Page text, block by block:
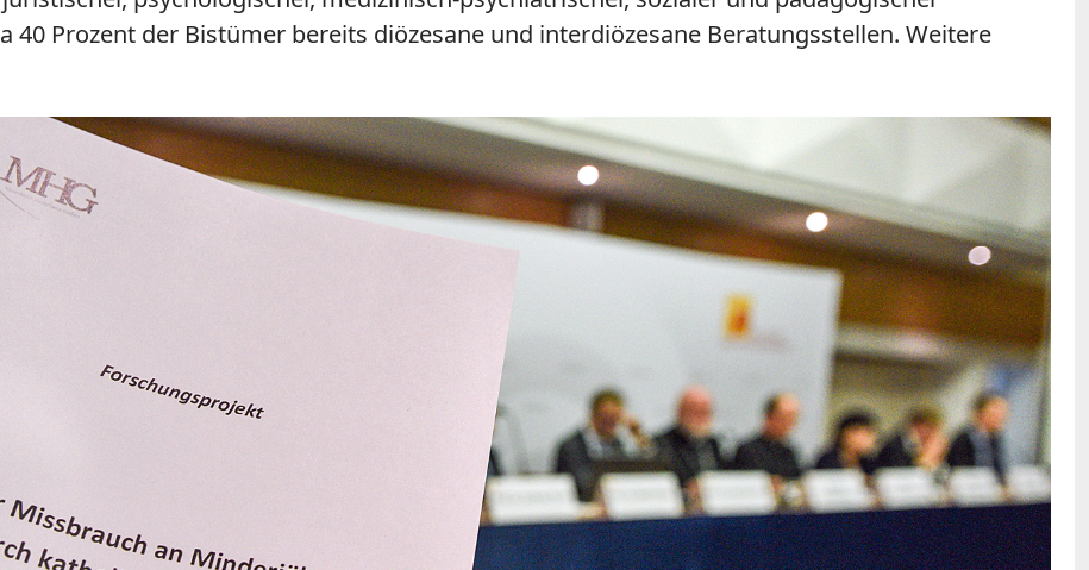
40 Prozent der Bistümer bereits diözesane und interdiözesane Beratungsstellen. Weitere